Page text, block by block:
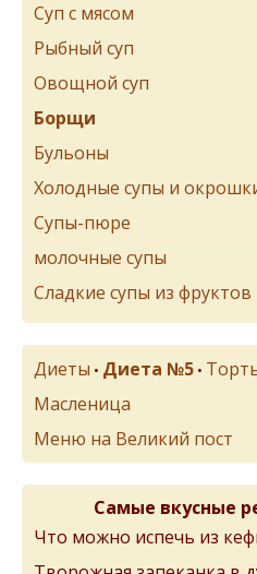
Суп с мясом
Рыбный суп
Овощной суп
Борщи
Бульоны
Холодные супы и
Супы-пюре
молочные супы
Сладкие супы из фруктов
Диеты • Диета №5 •
Масленица
Меню на Великий пост
Самые вкусные
Что можно испечь из